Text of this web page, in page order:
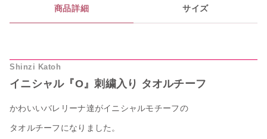
商品詳細 サイズ
Shinzi Katoh
イニシャル『O』刺繍入り タオルチーフ
かわいいバレリーナ達がイニシャルモチーフの
タオルチーフになりました。